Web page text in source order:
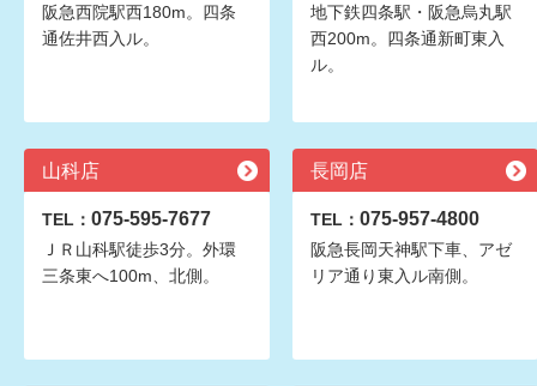
阪急西院駅西180m。四条
通佐井西入ル。
地下鉄四条駅・阪急烏丸駅
西200m。四条通新町東入
ル。
山科店
TEL： 075-595-7677
ＪＲ山科駅徒歩3分。外環
三条東へ100m、北側。
長岡店
TEL： 075-957-4800
阪急長岡天神駅下車、アゼ
リア通り東入ル南側。